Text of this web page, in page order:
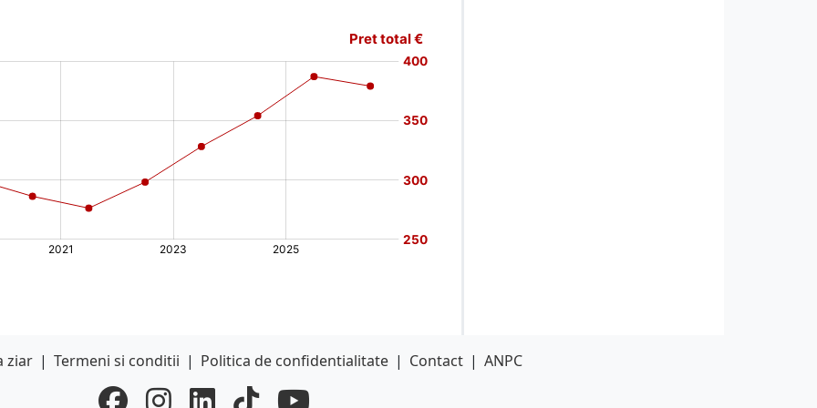
ziar | Termeni si conditii | Politica de confidentialitate | Contact | ANPC